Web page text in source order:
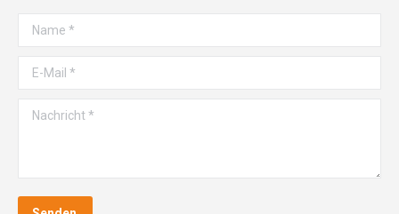
in
new
window
in
new
window
in
window
Name *
E-Mail *
Nachricht *